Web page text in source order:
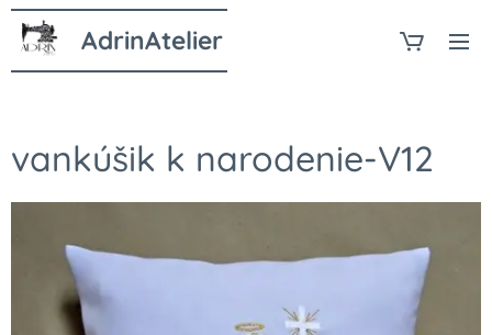
AdrinAtelier
vankúšik k narodenie-V12